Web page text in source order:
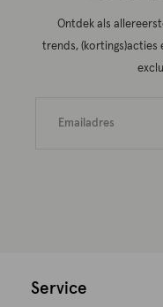
Ontdek als
trends, (kortings)acties
Service